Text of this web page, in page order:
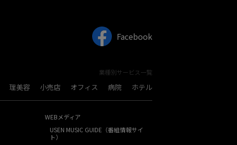
Facebook
業種別サービス一覧
理美容 小売店 オフィス 病院 ホテル
WEBメディア
USEN MUSIC GUIDE（番組情報サイ
ト）